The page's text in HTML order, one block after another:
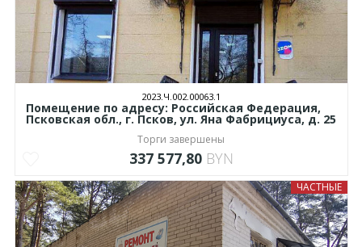
2023.Ч.002.00063.1
Помещение по адресу: Российская Федерация,
Псковская обл., г. Псков, ул. Яна Фабрициуса, д. 25
Торги завершены
337 577,80 BYN
ЧАСТНЫЕ